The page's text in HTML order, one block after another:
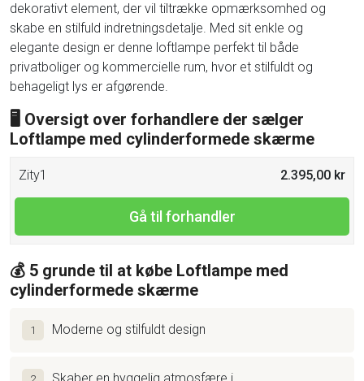
dekorativt element, der vil tiltrække opmærksomhed og
skabe en stilfuld indretningsdetalje. Med sit enkle og
elegante design er denne loftlampe perfekt til både
privatboliger og kommercielle rum, hvor et stilfuldt og
behageligt lys er afgørende.
🖥 Oversigt over forhandlere der sælger
Loftlampe med cylinderformede skærme
Zity1 2.395,00 kr
Gå til forhandler
💰 5 grunde til at købe Loftlampe med
cylinderformede skærme
1 Moderne og stilfuldt design